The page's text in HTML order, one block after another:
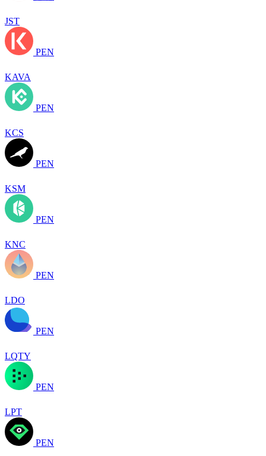
JST
PEN
KAVA
PEN
KCS
PEN
KSM
PEN
KNC
PEN
LDO
PEN
LQTY
PEN
LPT
PEN